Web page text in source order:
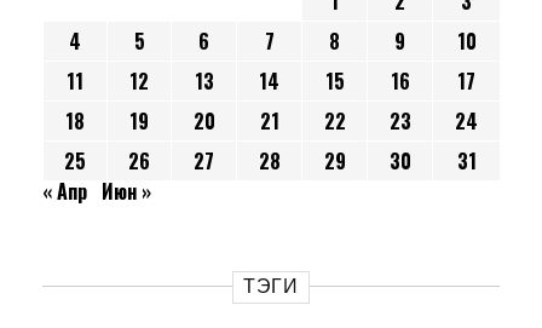
4
5 6 7 8 9
10
11
12 13 14 15 16
17
18
19 20 21 22 23
24
25
26 27 28 29 30
31
« Апр Июн »
ТЭГИ